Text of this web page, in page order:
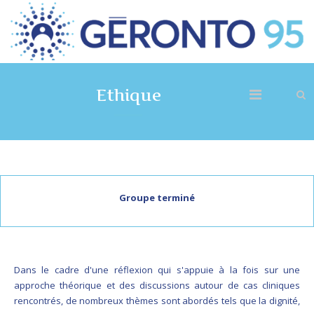
Ethique
Groupe terminé
Dans le cadre d'une réflexion qui s'appuie à la fois sur une
approche théorique et des discussions autour de cas cliniques
rencontrés, de nombreux thèmes sont abordés tels que la dignité,